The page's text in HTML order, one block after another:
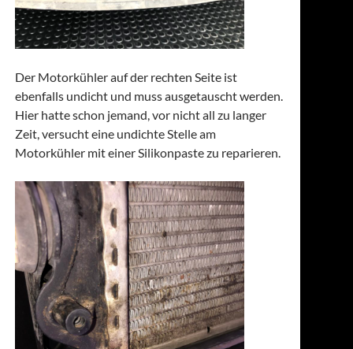
Der Motorkühler auf der rechten Seite ist
ebenfalls undicht und muss ausgetauscht werden.
Hier hatte schon jemand, vor nicht all zu langer
Zeit, versucht eine undichte Stelle am
Motorkühler mit einer Silikonpaste zu reparieren.